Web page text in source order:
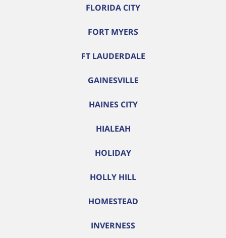
FLORIDA CITY
FORT MYERS
FT LAUDERDALE
GAINESVILLE
HAINES CITY
HIALEAH
HOLIDAY
HOLLY HILL
HOMESTEAD
INVERNESS